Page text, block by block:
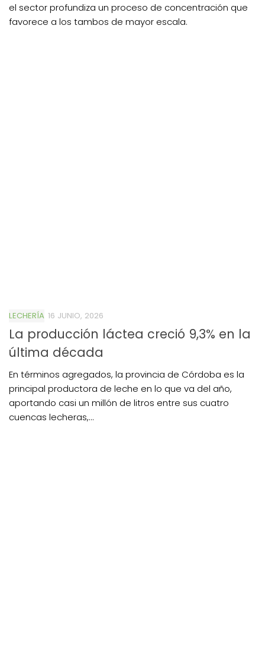
el sector profundiza un proceso de concentración que
favorece a los tambos de mayor escala.
LECHERÍA 16 JUNIO, 2026
La producción láctea creció 9,3% en la
última década
En términos agregados, la provincia de Córdoba es la
principal productora de leche en lo que va del año,
aportando casi un millón de litros entre sus cuatro
cuencas lecheras,...